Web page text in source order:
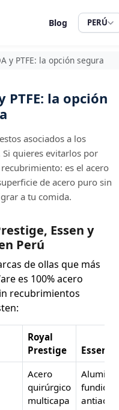
Blog PERÚ
y PTFE: la opción segura
PTFE: la opción
asociados a los
quieres evitarlos por
es el acero
de acero puro sin
a tu comida.
Essen y
Perú
de ollas que más
es 100% acero
recubrimientos
Royal
Prestige
Essen
Acero
quirúrgico
multicapa
Aluminio
fundido